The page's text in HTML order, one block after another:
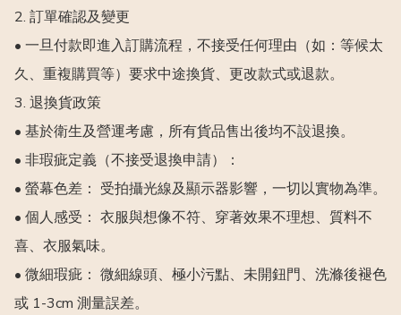
2. 訂單確認及變更
• 一旦付款即進入訂購流程，不接受任何理由（如：等候太
久、重複購買等）要求中途換貨、更改款式或退款。
3. 退換貨政策
• 基於衛生及營運考慮，所有貨品售出後均不設退換。
• 非瑕疵定義（不接受退換申請）：
• 螢幕色差： 受拍攝光線及顯示器影響，一切以實物為準。
• 個人感受： 衣服與想像不符、穿著效果不理想、質料不
喜、衣服氣味。
• 微細瑕疵： 微細線頭、極小污點、未開鈕門、洗滌後褪色
或 1-3cm 測量誤差。